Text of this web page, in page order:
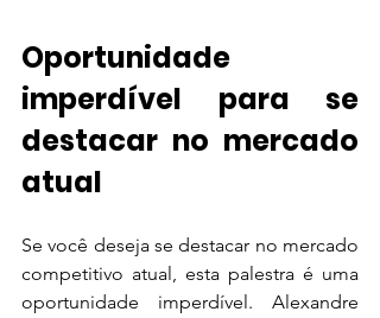
Oportunidade
imperdível para se
destacar no mercado
atual
Se você deseja se destacar no mercado
competitivo atual, esta palestra é uma
oportunidade imperdível. Alexandre